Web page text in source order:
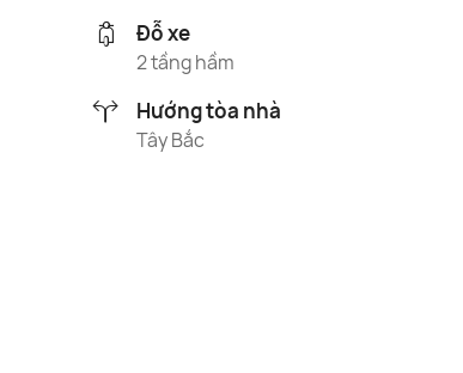
Đỗ xe
2 tầng hầm
Hướng tòa nhà
Tây Bắc